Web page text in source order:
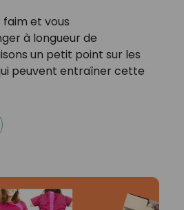
faim et vous
à longueur de
un petit point sur les
peuvent entraîner cette